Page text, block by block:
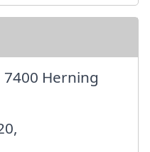
7400 Herning